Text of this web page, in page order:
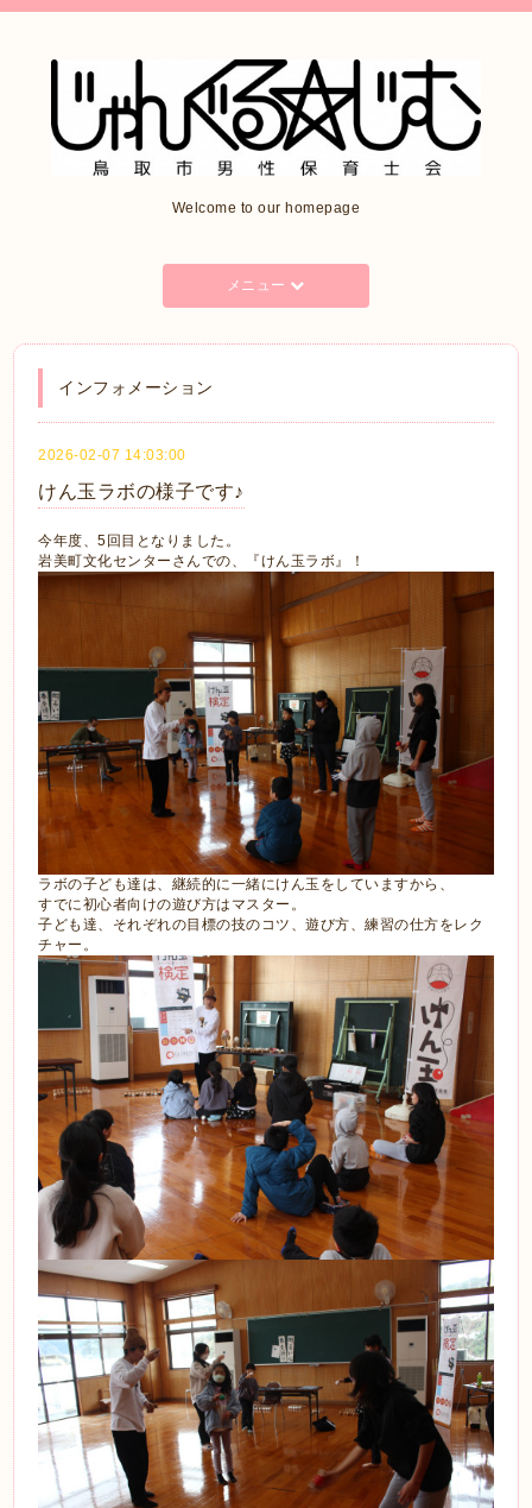
Welcome to our homepage
メニュー
インフォメーション
2026-02-07 14:03:00
けん玉ラボの様子です♪
今年度、5回目となりました。
岩美町文化センターさんでの、『けん玉ラボ』！
ラボの子ども達は、継続的に一緒にけん玉をしていますから、
すでに初心者向けの遊び方はマスター。
子ども達、それぞれの目標の技のコツ、遊び方、練習の仕方をレク
チャー。